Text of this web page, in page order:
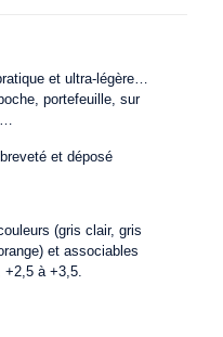
et ultra-légère…
portefeuille, sur
et déposé
(gris clair, gris
et associables
à +3,5.